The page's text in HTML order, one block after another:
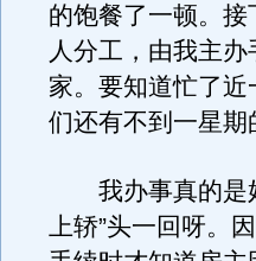
的饱餐了一顿。
人分工，由我主
家。要知道忙了
们还有不到一星期
我办事真的是好
上轿”头一回呀。